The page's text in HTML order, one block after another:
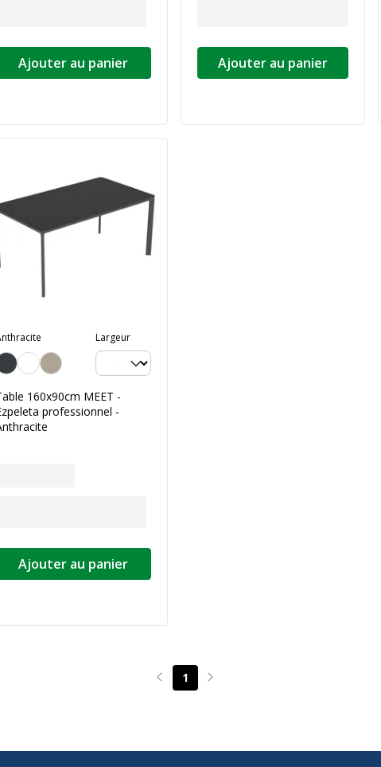
Ajouter au panier Ajouter au panier
Largeur
160x90cm MEET -
professionnel -
Ajouter au panier
Page précédente
1 Page suivante